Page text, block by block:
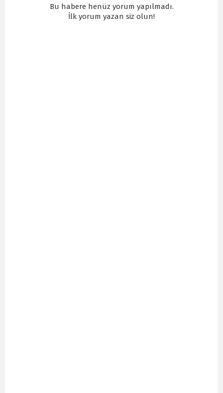
Bu habere henüz yorum yapılmadı.
İlk yorum yazan siz olun!